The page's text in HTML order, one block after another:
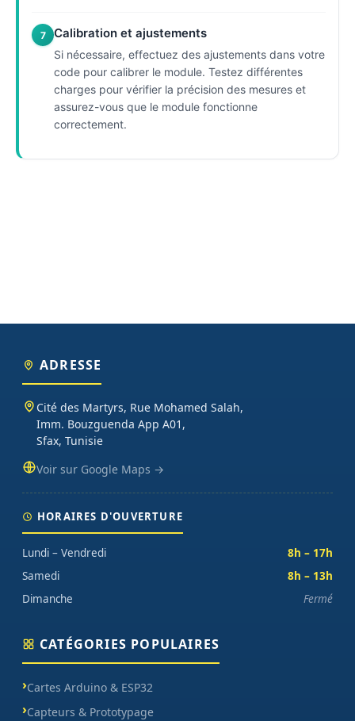
7 Calibration et ajustements
Si nécessaire, effectuez des ajustements dans votre
code pour calibrer le module. Testez différentes
charges pour vérifier la précision des mesures et
assurez-vous que le module fonctionne
correctement.
ADRESSE
Cité des Martyrs, Rue Mohamed Salah,
Imm. Bouzguenda App A01,
Sfax, Tunisie
Voir sur Google Maps →
HORAIRES D'OUVERTURE
Lundi – Vendredi
8h – 17h
Samedi
8h – 13h
Dimanche
Fermé
CATÉGORIES POPULAIRES
Cartes Arduino & ESP32
Capteurs & Prototypage